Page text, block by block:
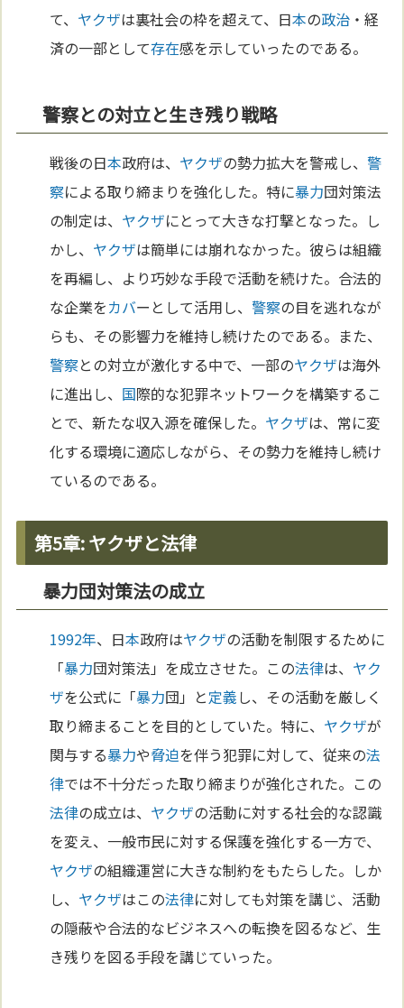
て、 ヤクザは裏社会の枠を超えて、日本の政治 ・経
済の一部として存在感を示していったのである。
警察との対立と生き残り戦略
戦後の日本政府は、 ヤクザの勢力拡大を警戒し、警
察による取り締まりを強化した。特に暴力団対策法
の制定は、 ヤクザにとって大きな打撃となった。し
かし、 ヤクザは簡単には崩れなかった。彼らは組織
を再編し、より巧妙な手段で活動を続けた。合法的
な企業をカバーとして活用し、警察の目を逃れなが
らも、その影響力を維持し続けたのである。また、
警察との対立が激化する中で、一部のヤクザは海外
に進出し、 国際的な犯罪ネットワークを構築するこ
とで、新たな収入源を確保した。 ヤクザは、常に変
化する環境に適応しながら、その勢力を維持し続け
ているのである。
第5章: ヤクザと法律
暴力団対策法の成立
1992年、日本政府はヤクザの活動を制限するために
「暴力団対策法」を成立させた。この法律は、 ヤク
ザを公式に「暴力団」と定義し、その活動を厳しく
取り締まることを目的としていた。特に、 ヤクザが
関与する暴力や脅迫を伴う犯罪に対して、従来の法
律では不十分だった取り締まりが強化された。この
法律の成立は、 ヤクザの活動に対する社会的な認識
を変え、一般市民に対する保護を強化する一方で、
ヤクザの組織運営に大きな制約をもたらした。しか
し、 ヤクザはこの法律に対しても対策を講じ、活動
の隠蔽や合法的なビジネスへの転換を図るなど、生
き残りを図る手段を講じていった。